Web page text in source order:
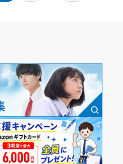
寒かった。 完全な個室で
まり集中できない。
でうるさくあまり良くな
通りなので車通りが多く
。